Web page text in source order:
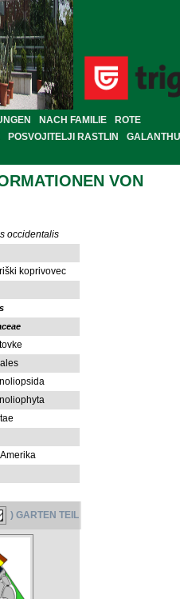
NACH FAMILIE
ROTE
POSVOJITELJI RASTLIN
VON
occidentalis
koprivovec
) GARTEN TEIL